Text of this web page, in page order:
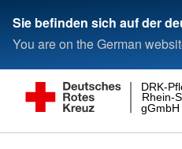
Sie befinden sich auf der
You are on the German
gGmbH
Rhein-
DRK-